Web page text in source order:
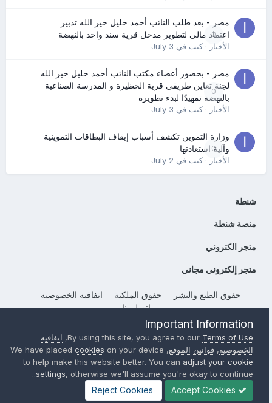
0
مصر - بعد طلب النائب أحمد خليل خير الله تدبير
اعتماد مالي لتطوير مدخل قرية سند واحد بالنهضة
الأخبار· كتب في July 3
0
مصر - بحضور أعضاء مكتب النائب أحمد خليل خير الله
لجنة تعاين طريقي قرية الحظيرة و المدرسة الصناعية
بالنهضة تمهيدًا لبدء تطويره
الأخبار· كتب في July 3
0
وزارة التموين تكشف أسباب إيقاف البطاقات التموينية
وآلية استعادتها
الأخبار· كتب في July 2
شنطة
منصة شنطة
متجر الكتروني
متجر إلكتروني مجاني
حقوق الطبع والنشر حقوق الملكية
اتفاقيه الخصوصيه
إتصل بنا
Powered by Invision CommunityImportant Information
By using this site, you agree to ourTerms of Use
, اتفاقيه
الخصوصيه, قوانين الموقع, We have placed
cookies on your device
to help make this website better. You canadjust your cookie
settings , otherwise we'll assume you're okay to continue..
Accept Cookies